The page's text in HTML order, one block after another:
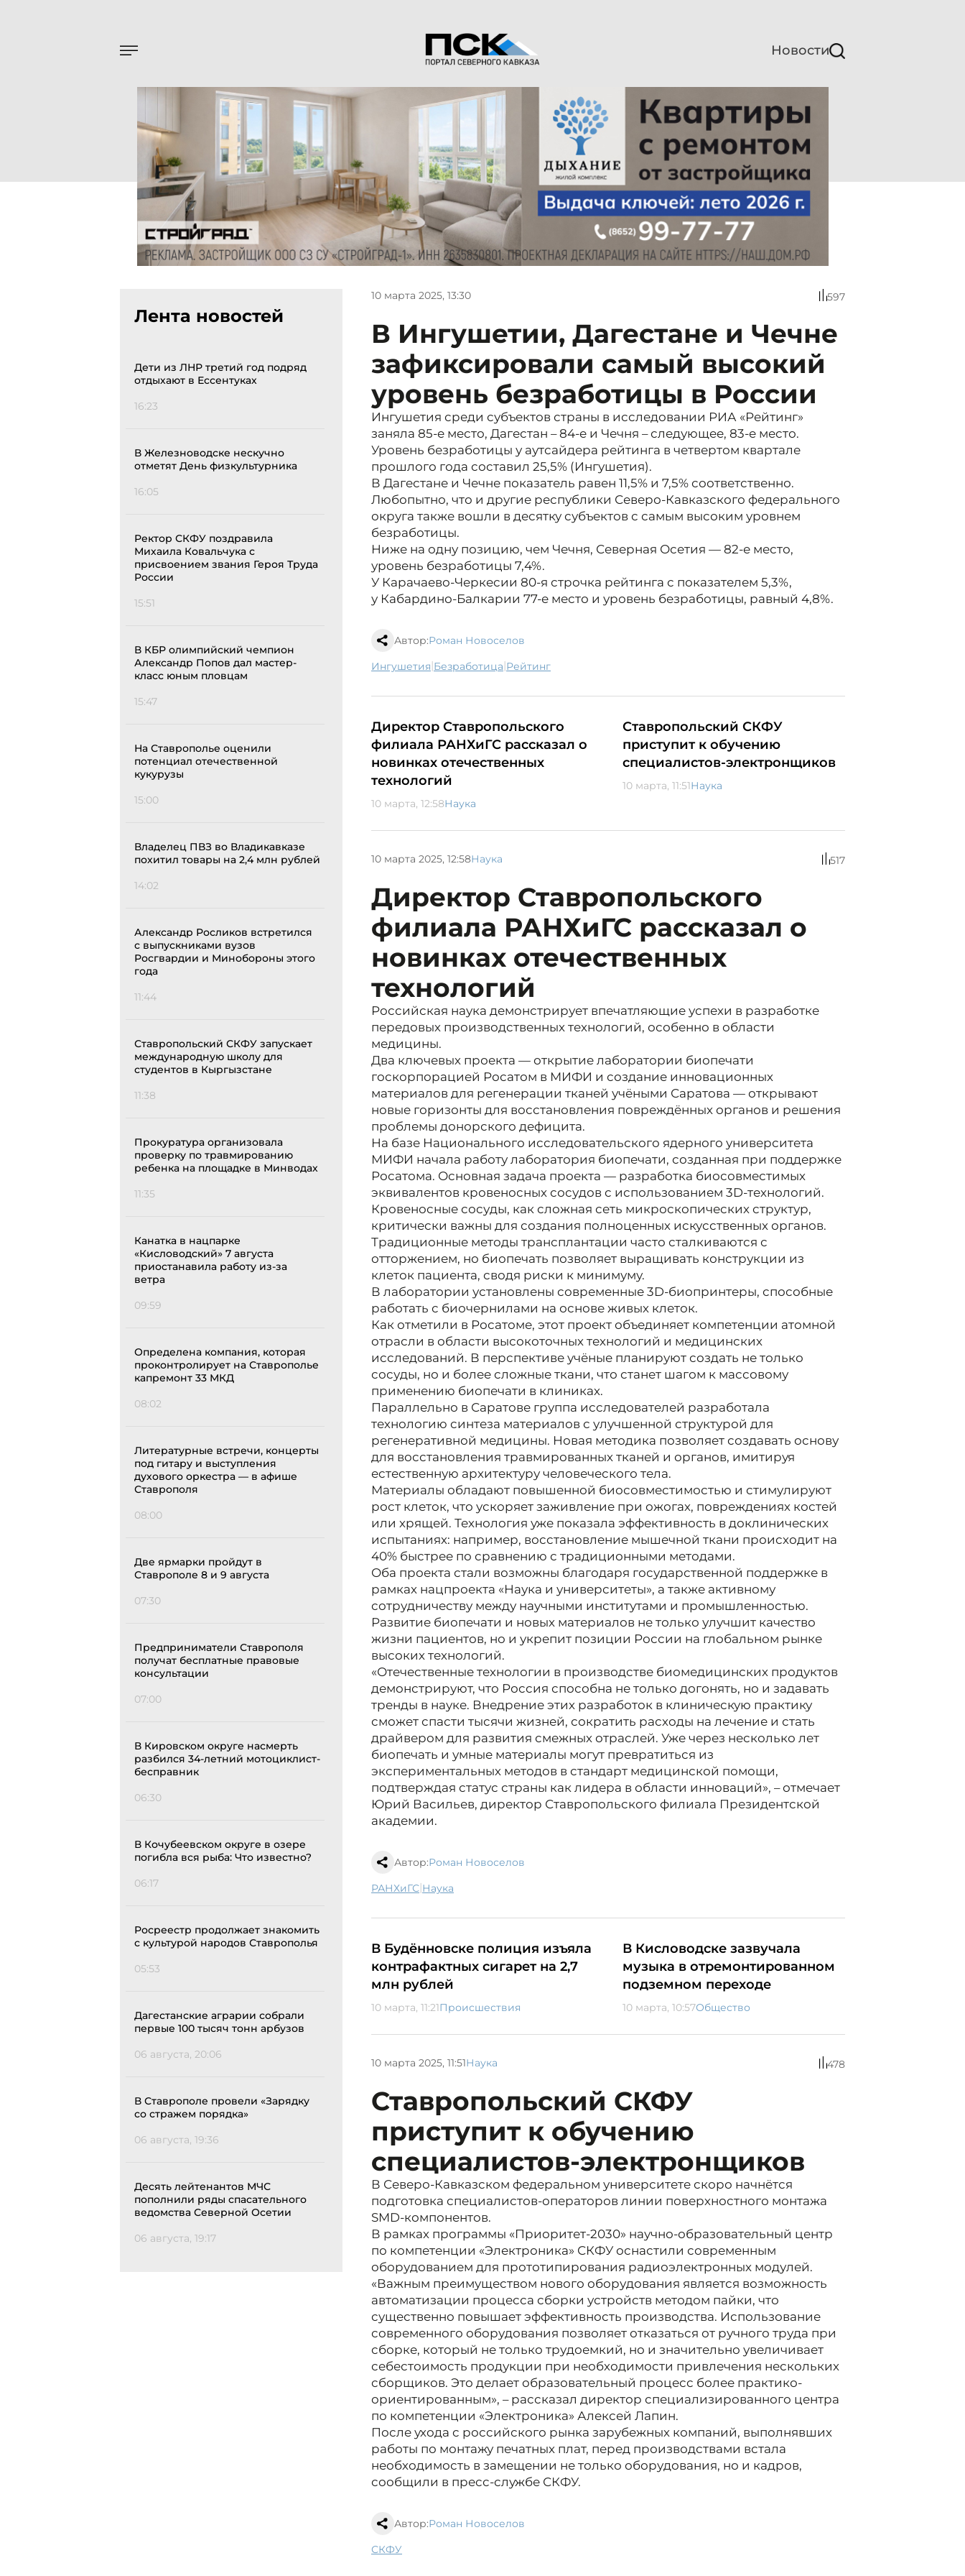
Новости
Лента новостей
Дети из ЛНР третий год подряд
отдыхают в Ессентуках
16:23
В Железноводске нескучно
отметят День физкультурника
16:05
Ректор СКФУ поздравила
Михаила Ковальчука с
присвоением звания Героя Труда
России
15:51
В КБР олимпийский чемпион
Александр Попов дал мастер-
класс юным пловцам
15:47
На Ставрополье оценили
потенциал отечественной
кукурузы
15:00
Владелец ПВЗ во Владикавказе
похитил товары на 2,4 млн рублей
14:02
Александр Росликов встретился
с выпускниками вузов
Росгвардии и Минобороны этого
года
11:44
Ставропольский СКФУ запускает
международную школу для
студентов в Кыргызстане
11:38
Прокуратура организовала
проверку по травмированию
ребенка на площадке в Минводах
11:35
Канатка в нацпарке
«Кисловодский» 7 августа
приостанавила работу из-за
ветра
09:59
Определена компания, которая
проконтролирует на Ставрополье
капремонт 33 МКД
08:02
Литературные встречи, концерты
под гитару и выступления
духового оркестра — в афише
Ставрополя
08:00
Две ярмарки пройдут в
Ставрополе 8 и 9 августа
07:30
Предприниматели Ставрополя
получат бесплатные правовые
консультации
07:00
В Кировском округе насмерть
разбился 34-летний мотоциклист-
бесправник
06:30
В Кочубеевском округе в озере
погибла вся рыба: Что известно?
06:17
Росреестр продолжает знакомить
с культурой народов Ставрополья
05:53
Дагестанские аграрии собрали
первые 100 тысяч тонн арбузов
06 августа, 20:06
В Ставрополе провели «Зарядку
со стражем порядка»
06 августа, 19:36
Десять лейтенантов МЧС
пополнили ряды спасательного
ведомства Северной Осетии
06 августа, 19:17
10 марта 2025, 13:30 597
В Ингушетии, Дагестане и Чечне
зафиксировали самый высокий
уровень безработицы в России
Ингушетия среди субъектов страны в исследовании РИА «Рейтинг»
заняла 85-е место, Дагестан – 84-е и Чечня – следующее, 83-е место.
Уровень безработицы у аутсайдера рейтинга в четвертом квартале
прошлого года составил 25,5% (Ингушетия).
В Дагестане и Чечне показатель равен 11,5% и 7,5% соответственно.
Любопытно, что и другие республики Северо-Кавказского федерального
округа также вошли в десятку субъектов с самым высоким уровнем
безработицы.
Ниже на одну позицию, чем Чечня, Северная Осетия — 82-е место,
уровень безработицы 7,4%.
У Карачаево-Черкесии 80-я строчка рейтинга с показателем 5,3%,
у Кабардино-Балкарии 77-е место и уровень безработицы, равный 4,8%.
Автор:Роман Новоселов
Ингушетия| безработица| рейтинг
Директор Ставропольского
филиала РАНХиГС рассказал о
новинках отечественных
технологий
10 марта, 12:58Наука
Ставропольский СКФУ
приступит к обучению
специалистов-электронщиков
10 марта, 11:51Наука
10 марта 2025, 12:58Наука 517
Директор Ставропольского
филиала РАНХиГС рассказал о
новинках отечественных
технологий
Российская наука демонстрирует впечатляющие успехи в разработке
передовых производственных технологий, особенно в области
медицины.
Два ключевых проекта — открытие лаборатории биопечати
госкорпорацией Росатом в МИФИ и создание инновационных
материалов для регенерации тканей учёными Саратова — открывают
новые горизонты для восстановления повреждённых органов и решения
проблемы донорского дефицита.
На базе Национального исследовательского ядерного университета
МИФИ начала работу лаборатория биопечати, созданная при поддержке
Росатома. Основная задача проекта — разработка биосовместимых
эквивалентов кровеносных сосудов с использованием 3D-технологий.
Кровеносные сосуды, как сложная сеть микроскопических структур,
критически важны для создания полноценных искусственных органов.
Традиционные методы трансплантации часто сталкиваются с
отторжением, но биопечать позволяет выращивать конструкции из
клеток пациента, сводя риски к минимуму.
В лаборатории установлены современные 3D-биопринтеры, способные
работать с биочернилами на основе живых клеток.
Как отметили в Росатоме, этот проект объединяет компетенции атомной
отрасли в области высокоточных технологий и медицинских
исследований. В перспективе учёные планируют создать не только
сосуды, но и более сложные ткани, что станет шагом к массовому
применению биопечати в клиниках.
Параллельно в Саратове группа исследователей разработала
технологию синтеза материалов с улучшенной структурой для
регенеративной медицины. Новая методика позволяет создавать основу
для восстановления травмированных тканей и органов, имитируя
естественную архитектуру человеческого тела.
Материалы обладают повышенной биосовместимостью и стимулируют
рост клеток, что ускоряет заживление при ожогах, повреждениях костей
или хрящей. Технология уже показала эффективность в доклинических
испытаниях: например, восстановление мышечной ткани происходит на
40% быстрее по сравнению с традиционными методами.
Оба проекта стали возможны благодаря государственной поддержке в
рамках нацпроекта «Наука и университеты», а также активному
сотрудничеству между научными институтами и промышленностью.
Развитие биопечати и новых материалов не только улучшит качество
жизни пациентов, но и укрепит позиции России на глобальном рынке
высоких технологий.
«Отечественные технологии в производстве биомедицинских продуктов
демонстрируют, что Россия способна не только догонять, но и задавать
тренды в науке. Внедрение этих разработок в клиническую практику
сможет спасти тысячи жизней, сократить расходы на лечение и стать
драйвером для развития смежных отраслей. Уже через несколько лет
биопечать и умные материалы могут превратиться из
экспериментальных методов в стандарт медицинской помощи,
подтверждая статус страны как лидера в области инноваций», – отмечает
Юрий Васильев, директор Ставропольского филиала Президентской
академии.
Автор:Роман Новоселов
РАНХиГС| наука
В Будённовске полиция изъяла
контрафактных сигарет на 2,7
млн рублей
10 марта, 11:21Происшествия
В Кисловодске зазвучала
музыка в отремонтированном
подземном переходе
10 марта, 10:57Общество
10 марта 2025, 11:51Наука 478
Ставропольский СКФУ
приступит к обучению
специалистов-электронщиков
В Северо-Кавказском федеральном университете скоро начнётся
подготовка специалистов-операторов линии поверхностного монтажа
SMD-компонентов.
В рамках программы «Приоритет-2030» научно-образовательный центр
по компетенции «Электроника» СКФУ оснастили современным
оборудованием для прототипирования радиоэлектронных модулей.
«Важным преимуществом нового оборудования является возможность
автоматизации процесса сборки устройств методом пайки, что
существенно повышает эффективность производства. Использование
современного оборудования позволяет отказаться от ручного труда при
сборке, который не только трудоемкий, но и значительно увеличивает
себестоимость продукции при необходимости привлечения нескольких
сборщиков. Это делает образовательный процесс более практико-
ориентированным», – рассказал директор специализированного центра
по компетенции «Электроника» Алексей Лапин.
После ухода с российского рынка зарубежных компаний, выполнявших
работы по монтажу печатных плат, перед производствами встала
необходимость в замещении не только оборудования, но и кадров,
сообщили в пресс-службе СКФУ.
Автор:Роман Новоселов
СКФУ